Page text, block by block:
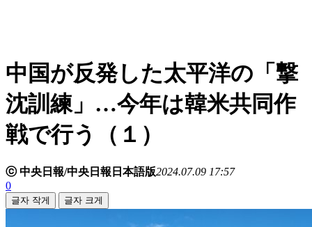
中国が反発した太平洋の「撃
沈訓練」…今年は韓米共同作
戦で行う（１）
ⓒ 中央日報/中央日報日本語版2024.07.09 17:57
0
글자 작게 글자 크게